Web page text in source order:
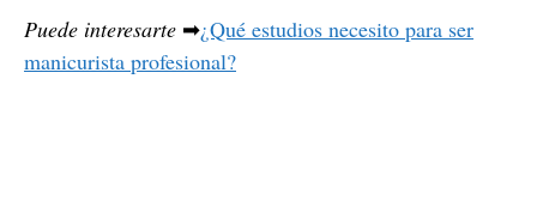
Puede interesarte ➡¿Qué estudios necesito para ser
manicurista profesional?